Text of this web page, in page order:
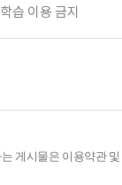
습 이용 금지